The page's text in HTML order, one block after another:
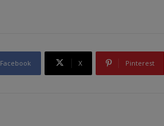
Facebook X Pinterest